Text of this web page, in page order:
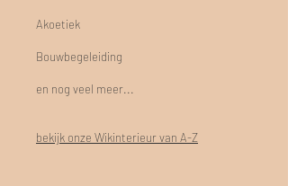
Akoetiek
Bouwbegeleiding
en nog veel meer...
bekijk onze Wikinterieur van A-Z